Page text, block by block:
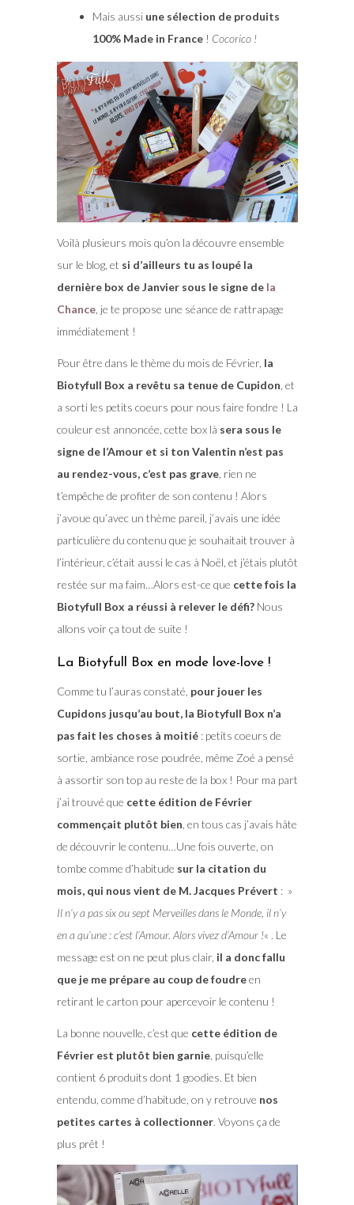
Mais aussi une sélection de produits
100% Made in France! Cocorico !
Voilà plusieurs mois qu’on la découvre ensemble
sur le blog, et si d’ailleurs tu as loupé la
dernière box de Janvier sous le signe de la
Chance, je te propose une séance de rattrapage
immédiatement !
Pour être dans le thème du mois de Février, la
Biotyfull Box a revêtu sa tenue de Cupidon , et
a sorti les petits coeurs pour nous faire fondre ! La
couleur est annoncée, cette box là sera sous le
signe de l’Amour et si ton Valentin n’est pas
au rendez-vous, c’est pas grave, rien ne
t’empêche de profiter de son contenu ! Alors
j’avoue qu’avec un thème pareil, j’avais une idée
particulière du contenu que je souhaitait trouver à
l’intérieur, c’était aussi le cas à Noël, et j’étais plutôt
restée sur ma faim…Alors est-ce que cette fois la
Biotyfull Box a réussi à relever le défi?Nous
allons voir ça tout de suite !
La Biotyfull Box en mode love-love !
Comme tu l’auras constaté, pour jouer les
Cupidons jusqu’au bout, la Biotyfull Box n’a
pas fait les choses à moitié: petits coeurs de
sortie, ambiance rose poudrée, même Zoé a pensé
à assortir son top au reste de la box ! Pour ma part
j’ai trouvé que cette édition de Février
commençait plutôt bien , en tous cas j’avais hâte
de découvrir le contenu…Une fois ouverte, on
tombe comme d’habitude sur la citation du
mois, qui nous vient de M. Jacques Prévert : »
Il n’y a pas six ou sept Merveilles dans le Monde, il n’y
en a qu’une : c’est l’Amour. Alors vivez d’Amour !« . Le
message est on ne peut plus clair, il a donc fallu
que je me prépare au coup de foudreen
retirant le carton pour apercevoir le contenu !
La bonne nouvelle, c’est que cette édition de
Février est plutôt bien garnie, puisqu’elle
contient 6 produits dont 1 goodies. Et bien
entendu, comme d’habitude, on y retrouve nos
petites cartes à collectionner. Voyons ça de
plus prêt !